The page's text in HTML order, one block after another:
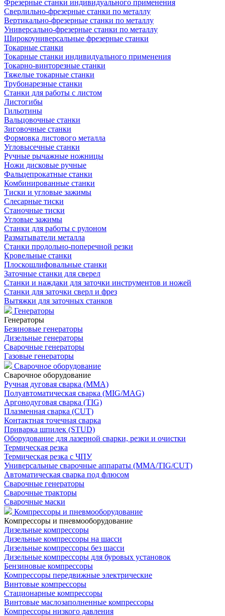
Фрезерные станки индивидуального применения
Сверлильно-фрезерные станки по металлу
Вертикально-фрезерные станки по металлу
Универсально-фрезерные станки по металлу
Широкоуниверсальные фрезерные станки
Токарные станки
Токарные станки индивидуального применения
Токарно-винторезные станки
Тяжелые токарные станки
Трубонарезные станки
Станки для работы с листом
Листогибы
Гильотины
Вальцовочные станки
Зиговочные станки
Формовка листового металла
Угловысечные станки
Ручные рычажные ножницы
Ножи дисковые ручные
Фальцепрокатные станки
Комбинированные станки
Тиски и угловые зажимы
Слесарные тиски
Станочные тиски
Угловые зажимы
Станки для работы с рулоном
Разматыватели металла
Станки продольно-поперечной резки
Кровельные станки
Плоскошлифовальные станки
Заточные станки для сверел
Станки и наждаки для заточки инструментов и ножей
Станки для заточки сверл и фрез
Вытяжки для заточных станков
Генераторы
Генераторы
Безиновые генераторы
Дизельные генераторы
Сварочные генераторы
Газовые генераторы
Сварочное оборудование
Сварочное оборудование
Ручная дуговая сварка (MMA)
Полуавтоматическая сварка (MIG/MAG)
Аргонодуговая сварка (TIG)
Плазменная сварка (CUT)
Контактная точечная сварка
Приварка шпилек (STUD)
Оборудование для лазерной сварки, резки и очистки
Термическая резка
Термическая резка с ЧПУ
Универсальные сварочные аппараты (MMA/TIG/CUT)
Автоматическая сварка под флюсом
Сварочные генераторы
Сварочные тракторы
Сварочные маски
Компрессоры и пневмооборудование
Компрессоры и пневмооборудование
Дизельные компрессоры
Дизельные компрессоры на шасси
Дизельные компрессоры без шасси
Дизельные компрессоры для буровых установок
Бензиновые компрессоры
Компрессоры передвижные электрические
Винтовые компрессоры
Стационарные компрессоры
Винтовые маслозаполненные компрессоры
Компрессоры низкого давления